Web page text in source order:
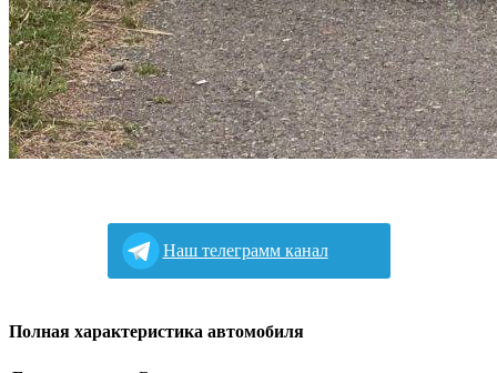
Наш телеграмм канал
Полная характеристика автомобиля